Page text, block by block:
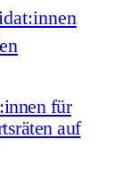
für
auf